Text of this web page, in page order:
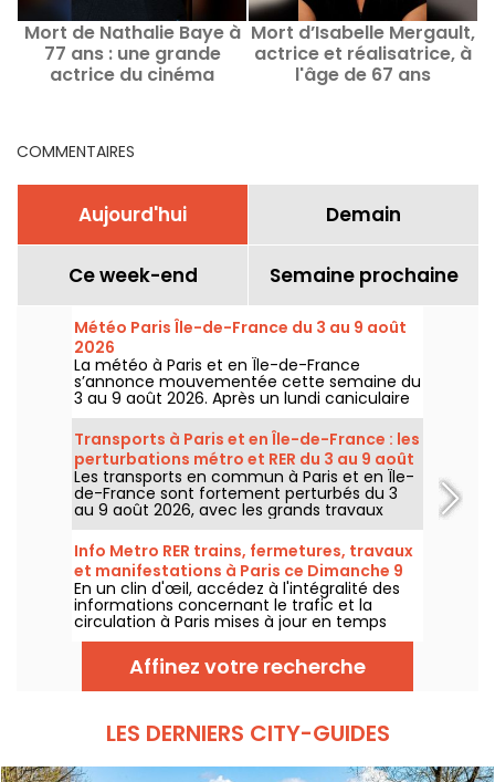
Mort de Nathalie Baye à
77 ans : une grande
actrice du cinéma
Mort d’Isabelle Mergault,
actrice et réalisatrice, à
l'âge de 67 ans
COMMENTAIRES
Aujourd'hui Demain
Ce week-end Semaine prochaine
Météo Paris Île-de-France du 3 au 9 août
2026
La météo à Paris et en Île-de-France
s’annonce mouvementée cette semaine du
3 au 9 août 2026. Après un lundi caniculaire
marqué par un risque d’orages, les
températures vont progressivement baisser
avant le retour d’un temps plus chaud et
ensoleillé pour le week-end.
Transports à Paris et en Île-de-France : les
perturbations métro et RER du 3 au 9 août
2026
Les transports en commun à Paris et en Île-
de-France sont fortement perturbés du 3
au 9 août 2026, avec les grands travaux
d'été qui impactent très durement
certaines lignes, selon la RATP et SNCF.
Info Metro RER trains, fermetures, travaux
et manifestations à Paris ce Dimanche 9
août 2026
En un clin d'œil, accédez à l'intégralité des
informations concernant le trafic et la
circulation à Paris mises à jour en temps
réel. Metro RER et Transilien de la RATP,
travaux, circulation, grands évènements et
manifestations, on vous donne toutes les
informations pratiques à connaître avant de
Affinez votre recherche
LES DERNIERS CITY-GUIDES